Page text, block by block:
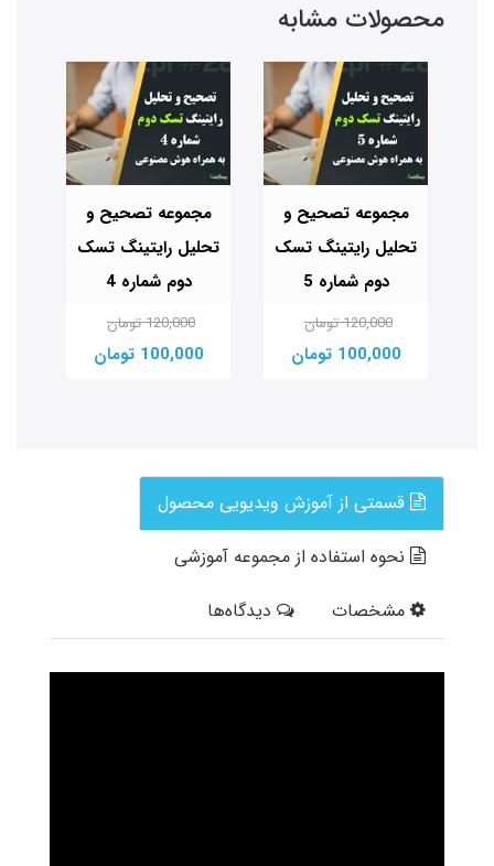
محصولات مشابه
مجموعه تصحیح و
تحلیل رایتینگ تسک
دوم شماره 5
120,000 تومان
100,000 تومان
مجموعه تصحیح و
تحلیل رایتینگ تسک
دوم شماره 4
120,000 تومان
100,000 تومان
قسمتی از آموزش ویدیویی محصول
نحوه استفاده از مجموعه آموزشی
مشخصات
دیدگاه‌ها